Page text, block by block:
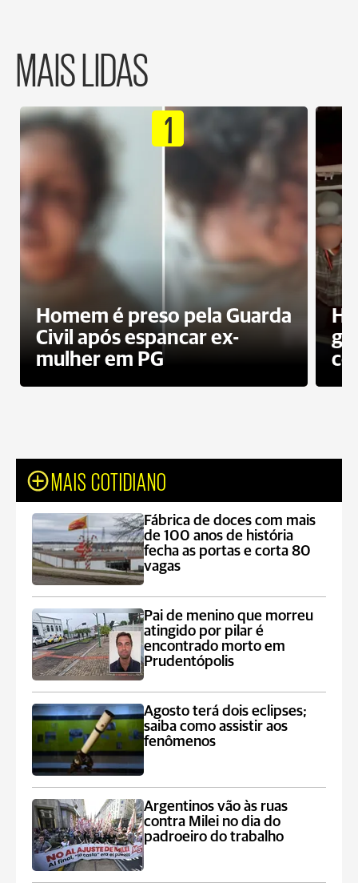
MAIS LIDAS
1
Homem é preso pela Guarda
Civil após espancar ex-
mulher em PG
MAIS COTIDIANO
Fábrica de doces com mais
de 100 anos de história
fecha as portas e corta 80
vagas
Pai de menino que morreu
atingido por pilar é
encontrado morto em
Prudentópolis
Agosto terá dois eclipses;
saiba como assistir aos
fenômenos
Argentinos vão às ruas
contra Milei no dia do
padroeiro do trabalho